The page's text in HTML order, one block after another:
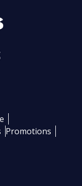
Promotions